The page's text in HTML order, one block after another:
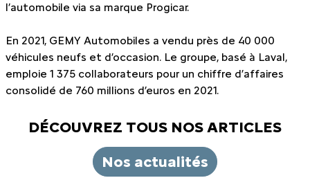
l’automobile via sa marque Progicar.
En 2021, GEMY Automobiles a vendu près de 40 000
véhicules neufs et d’occasion. Le groupe, basé à Laval,
emploie 1 375 collaborateurs pour un chiffre d’affaires
consolidé de 760 millions d’euros en 2021.
DÉCOUVREZ TOUS NOS ARTICLES
Nos actualités